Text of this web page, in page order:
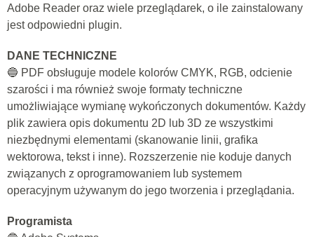
Adobe Reader oraz wiele przeglądarek, o ile zainstalowany
jest odpowiedni plugin.
DANE TECHNICZNE
🔵 PDF obsługuje modele kolorów CMYK, RGB, odcienie
szarości i ma również swoje formaty techniczne
umożliwiające wymianę wykończonych dokumentów. Każdy
plik zawiera opis dokumentu 2D lub 3D ze wszystkimi
niezbędnymi elementami (skanowanie linii, grafika
wektorowa, tekst i inne). Rozszerzenie nie koduje danych
związanych z oprogramowaniem lub systemem
operacyjnym używanym do jego tworzenia i przeglądania.
Programista